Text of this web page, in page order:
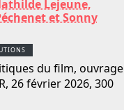
Lejeune,
et Sonny
du film, ouvrage
26 février 2026, 300